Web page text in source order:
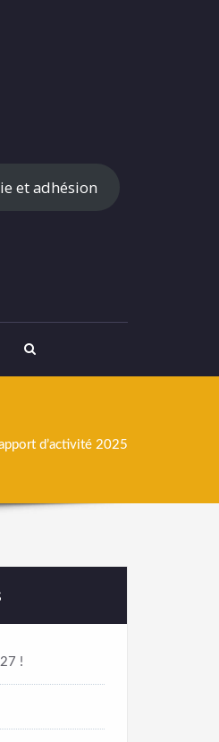
et adhésion
d’activité 2025
!